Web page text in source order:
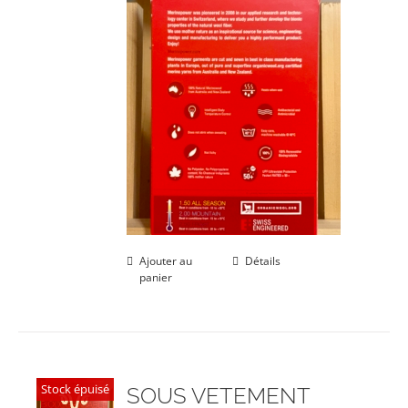
Ajouter au
panier
Détails
Stock épuisé
SOUS VETEMENT